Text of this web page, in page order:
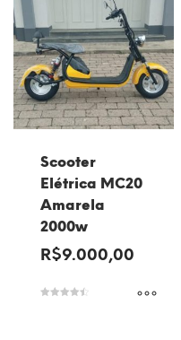
Scooter
Elétrica MC20
Amarela
2000w
R$9.000,00